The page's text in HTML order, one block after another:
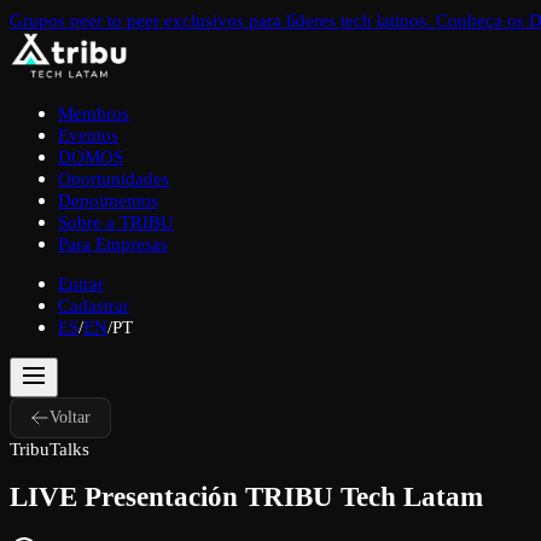
Grupos peer to peer exclusivos para líderes tech latinos. Conheça os
Membros
Eventos
DOMOS
Oportunidades
Depoimentos
Sobre a TRIBU
Para Empresas
Entrar
Cadastrar
ES/EN/PT
Voltar
TribuTalks
LIVE Presentación TRIBU Tech Latam